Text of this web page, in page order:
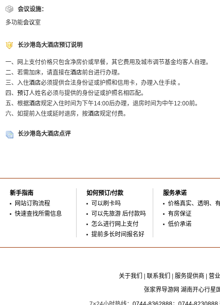
会议设施：
多功能会议室
长沙港岛大酒店预订说明
一、网上支付价格只包含净房价或早餐，其它费用及城市调节基金均客人自理。
二、若需加床，请直接在酒店前台进行办理。
三、入住酒店必须提供合法身份证或护照和信用卡，办理入住手续 。
四、 预订 人姓名必须与提供的身份证或护照名相匹配。
五、根据酒店规定入住时间为下午14:00后办理，退房时间为中午12:00前。
六、如提前入住或延时退房，按酒店规定付费。
长沙港岛大酒店点评
新手指南
网站订购流程
快速查找所需信息
如何预订/付款
可以刷卡吗
可以先旅游 后付款吗
怎么进行网上支付
提前多长时间报名好
服务承诺
价格真实、透明、
有房保证
低价承诺
关于我们 联系我们 服务提供商
营
张家界导游网 湖南开心行星